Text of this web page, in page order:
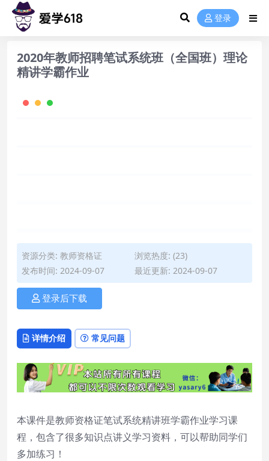
登录
2020年教师招聘笔试系统班（全国班）理论
精讲学霸作业
资源分类: 教师资格证
浏览热度: (23)
发布时间: 2024-09-07
最近更新: 2024-09-07
登录后下载
详情介绍 常见问题
本课件是教师资格证笔试系统精讲班学霸作业学习课
程，包含了很多知识点讲义学习资料，可以帮助同学们
多加练习！